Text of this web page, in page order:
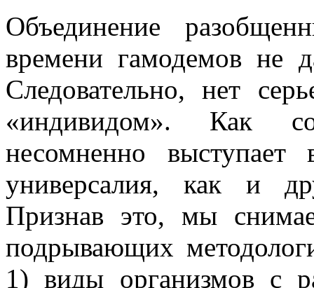
Объединение
времени гамодемов не
Следовательно, нет
«индивидом». Как
несомненно
универсалия, как и
Признав это, мы
подрывающих
1) виды организмов с